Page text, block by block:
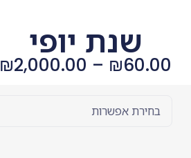
שנת יופי
₪60.00
–
₪2,000.00